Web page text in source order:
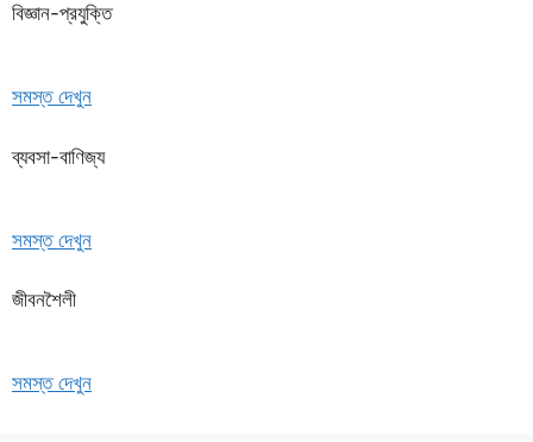
বিজ্ঞান-প্রযুক্তি
সমস্ত দেখুন
ব্যবসা-বাণিজ্য
সমস্ত দেখুন
জীবনশৈলী
সমস্ত দেখুন